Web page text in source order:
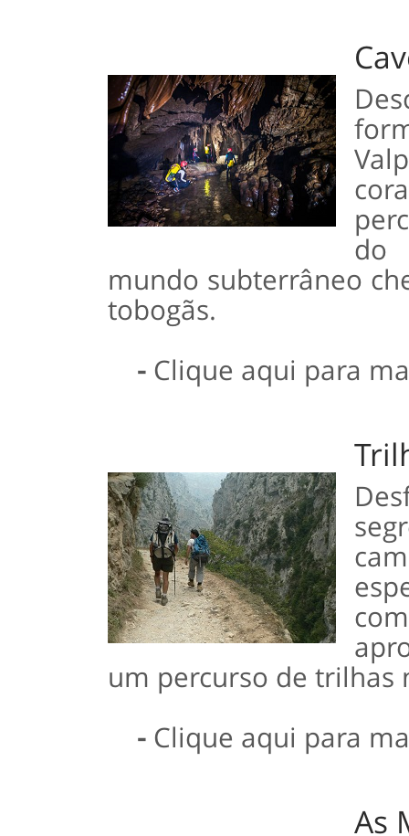
do
mundo subterrâneo
tobogãs.
- Clique aqui para
um percurso de
- Clique aqui para
As